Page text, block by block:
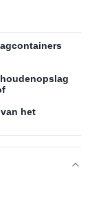
het